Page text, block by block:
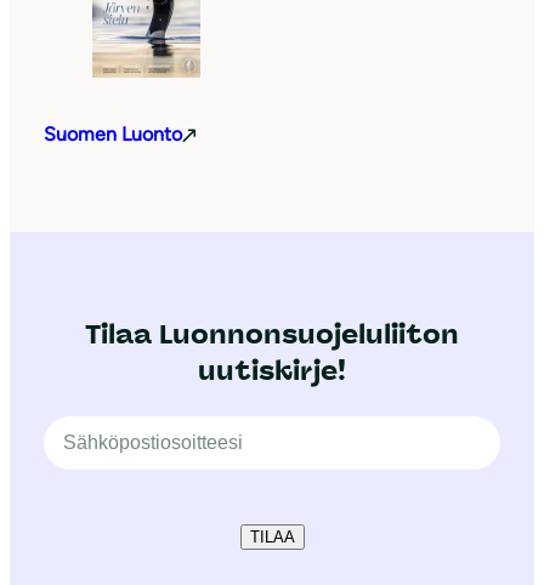
Suomen Luonto
Tilaa Luonnonsuojeluliiton
uutiskirje!
TILAA